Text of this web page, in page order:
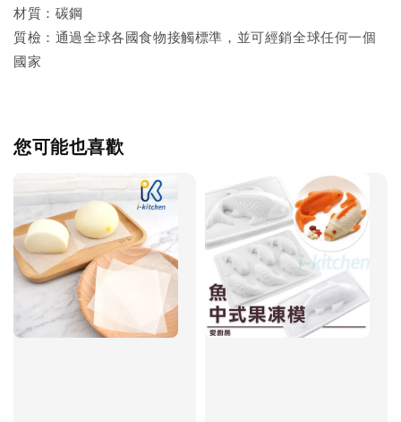
材質：碳鋼
質檢：通過全球各國食物接觸標準，並可經銷全球任何一個
國家
您可能也喜歡